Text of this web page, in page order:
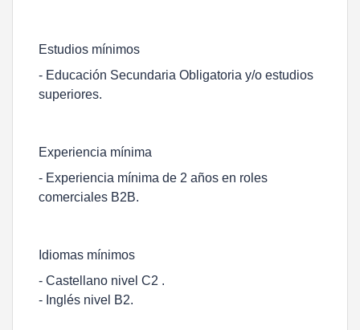
Estudios mínimos
- Educación Secundaria Obligatoria y/o estudios
superiores.
Experiencia mínima
- Experiencia mínima de 2 años en roles
comerciales B2B.
Idiomas mínimos
- Castellano nivel C2 .
- Inglés nivel B2.